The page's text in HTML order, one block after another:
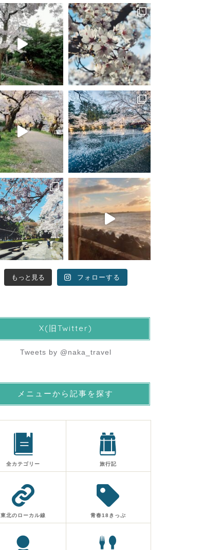
もっと見る フォローする
X(旧Twitter)
Tweets by @naka_travel
メニューから記事を探す
全カテゴリー 旅行記
東北のローカル線 青春18きっぷ